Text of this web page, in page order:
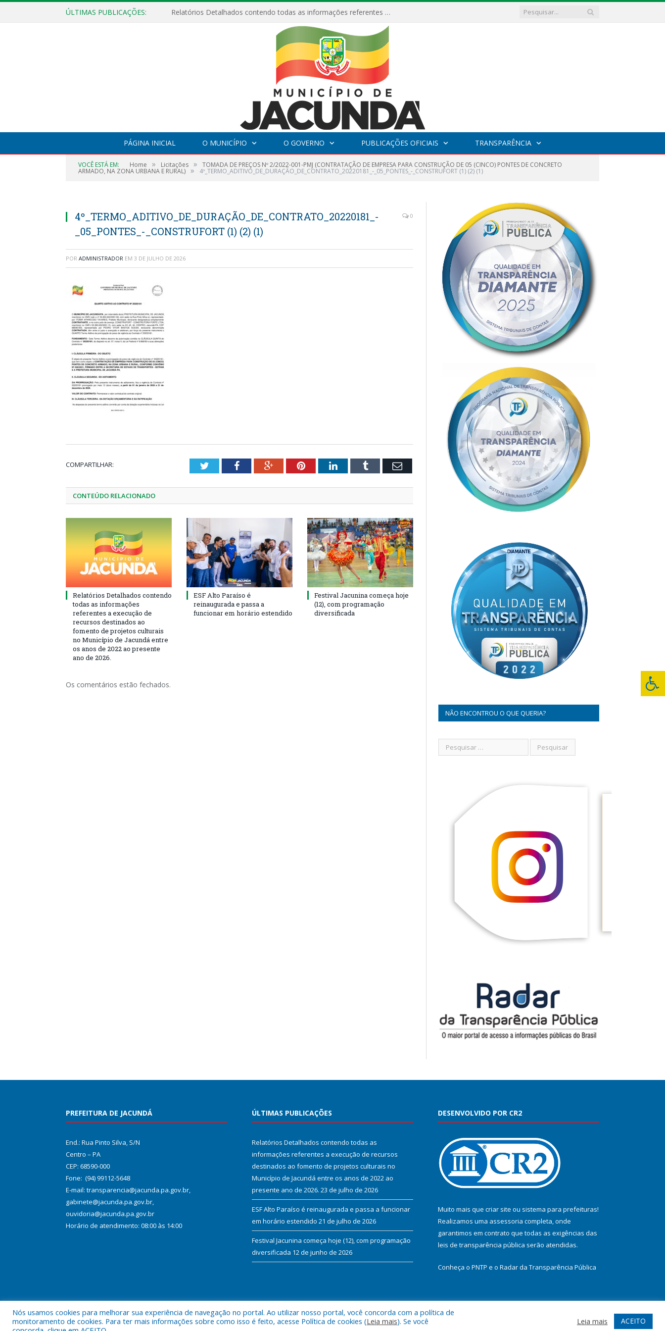
ÚLTIMAS PUBLICAÇÕES: Relatórios Detalhados contendo todas as informações referentes a execução de recursos destinados ao fomento de projetos culturais no Município de Jacundá entre os anos de 2022 ao presente ano de 2026.
PÁGINA INICIAL O MUNICÍPIO O GOVERNO PUBLICAÇÕES OFICIAIS TRANSPARÊNCIA
VOCÊ ESTÁ EM: Home » Licitações » TOMADA DE PREÇOS Nº 2/2022-001-PMJ (CONTRATAÇÃO DE EMPRESA PARA CONSTRUÇÃO DE 05 (CINCO) PONTES DE CONCRETO
ARMADO, NA ZONA URBANA E RURAL) » 4º_TERMO_ADITIVO_DE_DURAÇÃO_DE_CONTRATO_20220181_-_05_PONTES_-_CONSTRUFORT (1) (2) (1)
4º_TERMO_ADITIVO_DE_DURAÇÃO_DE_CONTRATO_20220181_-
_05_PONTES_-_CONSTRUFORT (1) (2) (1)
0
POR ADMINISTRADOR EM 3 DE JULHO DE 2026
COMPARTILHAR: TwitterFacebookGoogle+PinterestLinkedInTumblr Email
CONTEÚDO RELACIONADO
Relatórios Detalhados contendo
todas as informações
referentes a execução de
recursos destinados ao
fomento de projetos culturais
no Município de Jacundá entre
os anos de 2022 ao presente
ano de 2026.
ESF Alto Paraíso é
reinaugurada e passa a
funcionar em horário estendido
Festival Jacunina começa hoje
(12), com programação
diversificada
Os comentários estão fechados.
NÃO ENCONTROU O QUE QUERIA?
PREFEITURA DE JACUNDÁ
End.: Rua Pinto Silva, S/N
Centro – PA
CEP: 68590-000
Fone: (94) 99112-5648
E-mail: transparencia@jacunda.pa.gov.br,
gabinete@jacunda.pa.gov.br,
ouvidoria@jacunda.pa.gov.br
Horário de atendimento: 08:00 às 14:00
ÚLTIMAS PUBLICAÇÕES
Relatórios Detalhados contendo todas as
informações referentes a execução de recursos
destinados ao fomento de projetos culturais no
Município de Jacundá entre os anos de 2022 ao
presente ano de 2026. 23 de julho de 2026
ESF Alto Paraíso é reinaugurada e passa a funcionar
em horário estendido 21 de julho de 2026
Festival Jacunina começa hoje (12), com programação
diversificada 12 de junho de 2026
DESENVOLVIDO POR CR2
Muito mais que criar site ou sistema para prefeituras!
Realizamos uma assessoria completa, onde
garantimos em contrato que todas as exigências das
leis de transparência pública serão atendidas.
Conheça o PNTP e o Radar da Transparência Pública
Todos os direitos reservados a Prefeitura Municipal de Jacundá. Mapa do Site Acessar Webmail
Nós usamos cookies para melhorar sua experiência de navegação no portal. Ao utilizar nosso portal, você concorda com a política de
monitoramento de cookies. Para ter mais informações sobre como isso é feito, acesse Política de cookies (Leia mais). Se você
Leia mais ACEITO